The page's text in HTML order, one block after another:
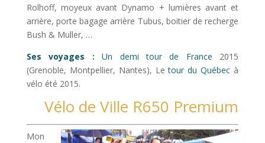
Rolhoff, moyeux avant Dynamo + lumières avant et
arrière, porte bagage arrière Tubus, boitier de recherge
Bush & Muller, …
Ses voyages :
Un demi tour de France 2015
(Grenoble, Montpellier, Nantes), Letour du Québec à
vélo été 2015.
Vélo de Ville R650 Premium
Mon